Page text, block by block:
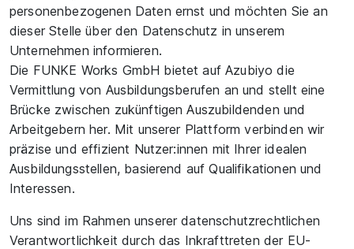
personenbezogenen Daten ernst und möchten Sie an
dieser Stelle über den Datenschutz in unserem
Unternehmen informieren.
Die FUNKE Works GmbH bietet auf Azubiyo die
Vermittlung von Ausbildungsberufen an und stellt eine
Brücke zwischen zukünftigen Auszubildenden und
Arbeitgebern her. Mit unserer Plattform verbinden wir
präzise und effizient Nutzer:innen mit Ihrer idealen
Ausbildungsstellen, basierend auf Qualifikationen und
Interessen.
Uns sind im Rahmen unserer datenschutzrechtlichen
Verantwortlichkeit durch das Inkrafttreten der EU-